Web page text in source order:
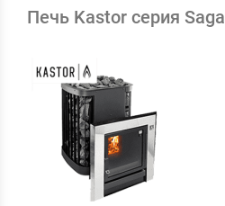
Печь Kastor серия Saga